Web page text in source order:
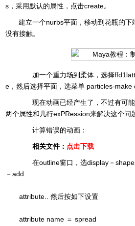
s，采用默认的属性，点击create。
建立一个nurbs平面，移动到花瓶的
没有接触。
加一个重力场到柔体，选择
e，然后选择平面，选菜单 particles-make
现在动画已经产生了，不过有可能
两个属性和几行exPRession来解决这个问
计算错误的动画：
相关文件： 点击下载
在outline窗口，选display－
－add
attribute.. 然后按如下设置
attribute name ＝ spread